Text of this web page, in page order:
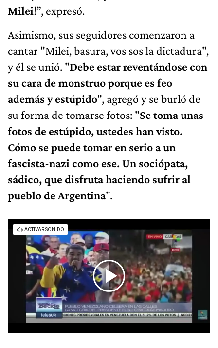
Milei!”, expresó.
Asimismo, sus seguidores comenzaron a
cantar "Milei, basura, vos sos la dictadura",
y él se unió. "Debe estar reventándose con
su cara de monstruo porque es feo
además y estúpido", agregó y se burló de
su forma de tomarse fotos: "Se toma unas
fotos de estúpido, ustedes han visto.
Cómo se puede tomar en serio a un
fascista-nazi como ese. Un sociópata,
sádico, que disfruta haciendo sufrir al
pueblo de Argentina".